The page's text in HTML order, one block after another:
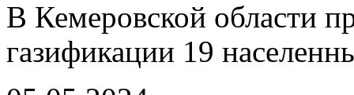
В Кемеровской области
газификации 19